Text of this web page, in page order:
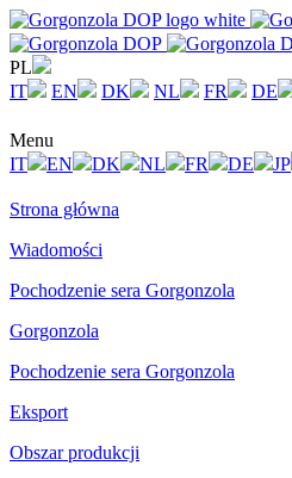
PL
IT
EN DK NL FR DE
Menu
IT
EN DK NL FR DE JP
Strona główna
Wiadomości
Pochodzenie sera Gorgonzola
Gorgonzola
Pochodzenie sera Gorgonzola
Eksport
Obszar produkcji